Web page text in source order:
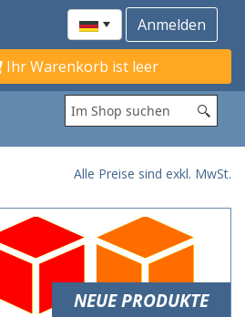
Ihr Warenkorb ist leer
Alle Preise sind exkl. MwSt.
NEUE PRODUKTE